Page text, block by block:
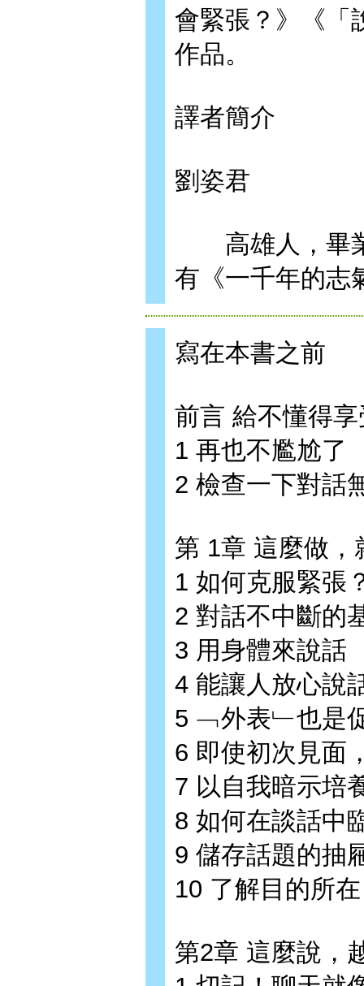
會緊張？》《「
作品。
譯者簡介
劉姿君
高雄人，畢業
有《一千年的志
寫在本書之前
前言 給不懂得
1 再也不尷尬了
2 檢查一下對話
第 1章 這麼做，
1 如何克服緊張
2 對話不中斷的
3 用身體來說話
4 能讓人放心說
5 ﹁外表﹂也是
6 即使初次見面
7 以自我暗示培
8 如何在談話中
9 儲存話題的抽
10 了解目的所
第2章 這麼說，